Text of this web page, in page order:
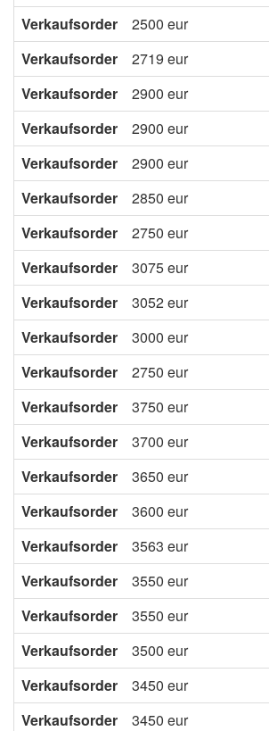
Verkaufsorder
2500 eur
Verkaufsorder
2719 eur
Verkaufsorder
2900 eur
Verkaufsorder
2900 eur
Verkaufsorder
2900 eur
Verkaufsorder
2850 eur
Verkaufsorder
2750 eur
Verkaufsorder
3075eur
Verkaufsorder
3052eur
Verkaufsorder
3000 eur
Verkaufsorder
2750 eur
Verkaufsorder
3750 eur
Verkaufsorder
3700 eur
Verkaufsorder
3650 eur
Verkaufsorder
3600 eur
Verkaufsorder
3563 eur
Verkaufsorder
3550 eur
Verkaufsorder
3550 eur
Verkaufsorder
3500 eur
Verkaufsorder
3450 eur
Verkaufsorder
3450 eur